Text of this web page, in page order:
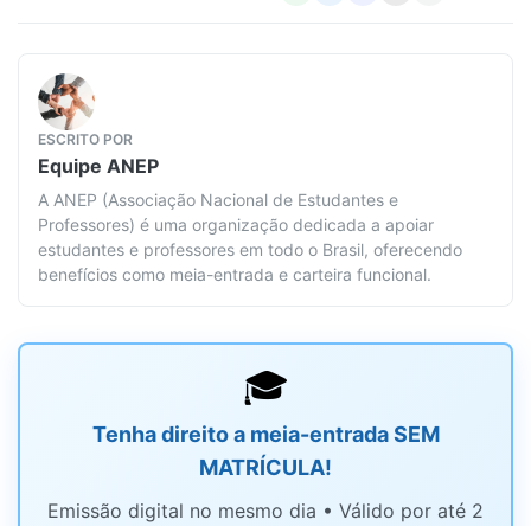
ESCRITO POR
Equipe ANEP
A ANEP (Associação Nacional de Estudantes e
Professores) é uma organização dedicada a apoiar
estudantes e professores em todo o Brasil, oferecendo
benefícios como meia-entrada e carteira funcional.
🎓
Tenha direito a meia-entrada SEM
MATRÍCULA!
Emissão digital no mesmo dia • Válido por até 2